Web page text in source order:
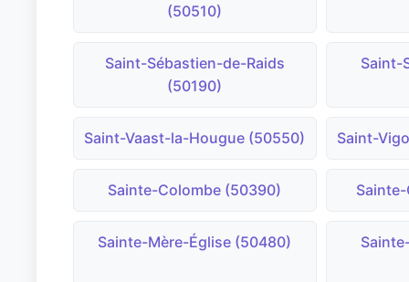
(50510)
Saint-Sébastien-de-Raids
(50190)
Saint-
Saint-Vaast-la-Hougue (50550) Saint-
Sainte-Colombe (50390)
Sainte-Mère-Église (50480)